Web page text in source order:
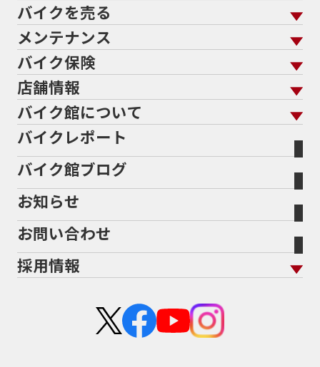
バイクを買う トップ
バイクを探す
メーカーから探す
色から探す
スタイルから探す
排気量から探す
地域から探す
走行距離から探す
中古車から探す
バイクを売る
バイクを売る トップ
バイク館買取の強み
バイクを高く売るコツ
バイク買取の流れ
全国展開の強み
よくあるご質問
バイク買取強化車両
オンライン査定フォーム
メーカー別買取相場・
ヤマハ
ホンダ
スズキ
ハーレーダビッドソン
トライアンフ
アプリリア
KTM
モトグッツイ
MVアグスタ
メンテナンス
メンテナンス トップ
バイク点検
バイク車検
Bikeep
プロテクションフィルム
バイク保険
バイク保険 トップ
自賠責保険
任意保険
バイク保険無料見積り（現在未加入の方）
バイク保険無料見積り（他社でご加入の方）
盗難保険
店舗情報
店舗情報 トップ
北海道
宮城
福島
茨城
栃木
兵庫
バイク館について
バイク館について トップ
バイク館が選ばれる理由
会社概要
沿革
二輪公正取引協議会加盟店
バイクレポート
バイク館ブログ
お知らせ
お問い合わせ
採用情報
中途採用・アルバイト